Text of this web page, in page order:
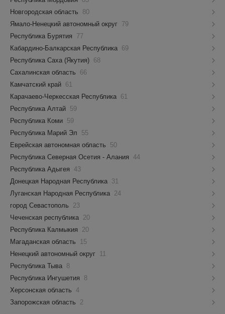
Новгородская область
80
Ямало-Ненецкий автономный округ 79
Республика Бурятия
77
Кабардино-Балкарская Республика 69
Республика Саха (Якутия) 68
Сахалинская область
66
Камчатский край 61
Карачаево-Черкесская Республика 61
Республика Алтай 59
Республика Коми 59
Республика Марий Эл
55
Еврейская автономная область
50
Республика Северная Осетия - Алания 44
Республика Адыгея 43
Донецкая Народная Республика 31
Луганская Народная Республика 24
город Севастополь
23
Чеченская республика 20
Республика Калмыкия
20
Магаданская область
15
Ненецкий автономный округ
11
Республика Тыва 8
Республика Ингушетия
8
Херсонская область 4
Запорожская область
2